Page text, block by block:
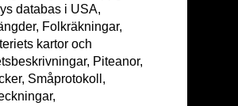
databas i USA,
Folkräkningar,
kartor och
Piteanor,
Småprotokoll,